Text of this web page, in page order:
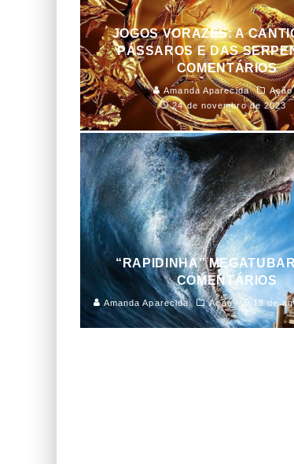
JOGOS VORAZES: A
PÁSSAROS E DAS
COMENTÁRIOS
Amanda Aparecida
Ação
24 de novembro de 2023
“RAPIDINHA”
COMENTÁRIOS
Amanda Aparecida Ação 18 de